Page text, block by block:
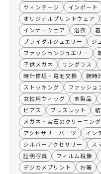
ヴィンテージ
インポート
オリジナルプリントウェア
インナーウェア
浴衣
ブライダルジュエリー
ジ
ファッションジュエリー
子供メガネ
サングラス
時計修理・電池交換
腕時
ストッキング
ファッショ
女性用ウィッグ
革製品
ピアス
ブレスレット
メガネ・宝石のクリーニン
アクセサリーパーツ
イン
シルバーアクセサリー
ス
証明写真
フィルム現像
デジカメプリント
お箸